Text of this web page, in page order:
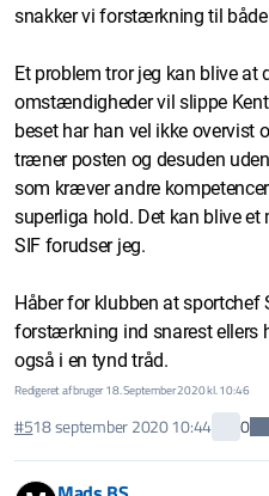
snakker vi forstærkning til
Et problem tror jeg kan blive at
omstændigheder vil slippe
beset har han vel ikke overvist
træner posten og desuden
som kræver andre
superliga hold. Det kan blive
SIF forudser jeg.
Håber for klubben at sportchef
forstærkning ind snarest ellers
også i en tynd tråd.
Redigeret af bruger 18. September 2020 kl. 10:46
#518 september 2020 10:44 0